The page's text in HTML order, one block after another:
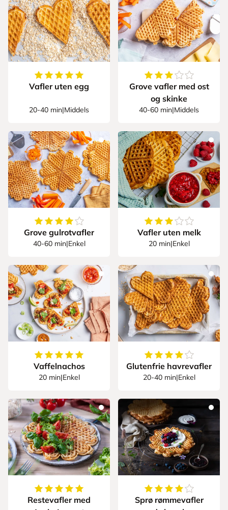
5av5stjerner
Vafler uten egg
20-40 min|Middels
Grove vafler med ost
og skinke
40-60 min|Middels
4.352941176470588
stjerner
Grove gulrotvafler
40-60 min|Enkel
Vafler uten melk
20 min|Enkel
5av5stjerner
Vaffelnachos
20 min|Enkel
4av5stjerner
Glutenfrie havrevafler
20-40 min|Enkel
5av5stjerner
Restevafler med
4.222222222222222
Sprø rømmevafler